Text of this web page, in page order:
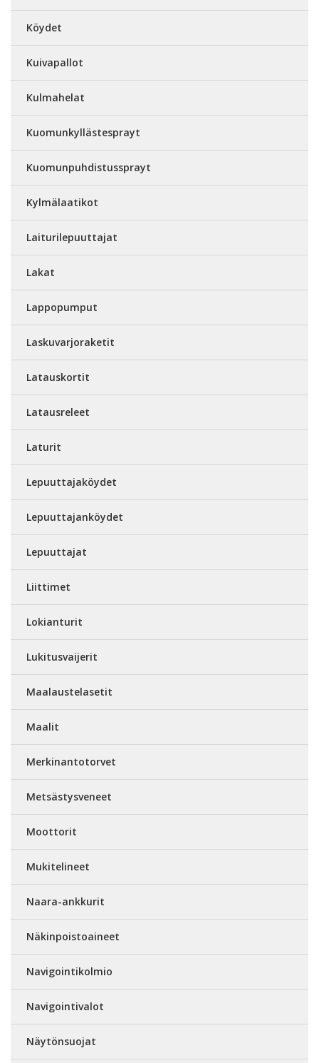
Köydet
Kuivapallot
Kulmahelat
Kuomunkyllästesprayt
Kuomunpuhdistussprayt
Kylmälaatikot
Laiturilepuuttajat
Lakat
Lappopumput
Laskuvarjoraketit
Latauskortit
Latausreleet
Laturit
Lepuuttajaköydet
Lepuuttajanköydet
Lepuuttajat
Liittimet
Lokianturit
Lukitusvaijerit
Maalaustelasetit
Maalit
Merkinantotorvet
Metsästysveneet
Moottorit
Mukitelineet
Naara-ankkurit
Näkinpoistoaineet
Navigointikolmio
Navigointivalot
Näytönsuojat